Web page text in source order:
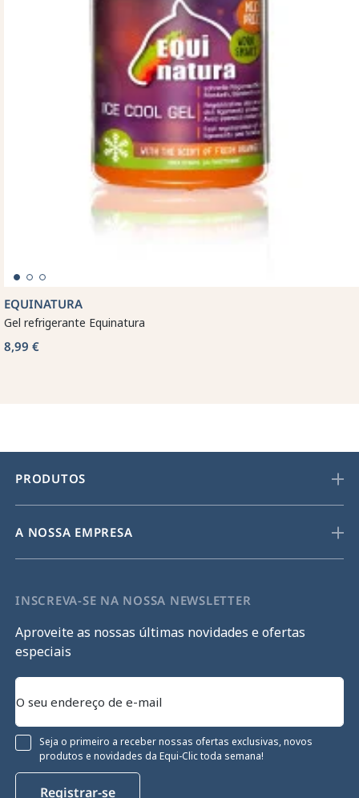
EQUINATURA
Gel refrigerante Equinatura
8,99 €
PRODUTOS
A NOSSA EMPRESA
INSCREVA-SE NA NOSSA NEWSLETTER
Aproveite as nossas últimas novidades e ofertas
especiais
Seja o primeiro a receber nossas ofertas exclusivas, novos
produtos e novidades da Equi-Clic toda semana!
Registrar-se